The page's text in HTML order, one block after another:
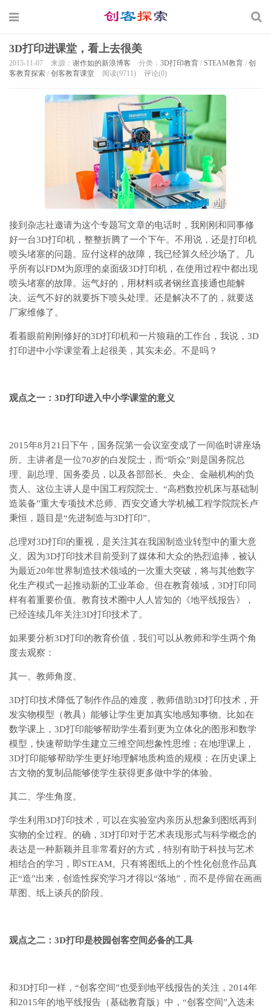
3D打印进课堂，看上去很美
2015-11-07 来源： 谢作如的新浪博客 分类： 3D打印教育 / STEAM教育 / 创
客教育探索 / 创客教育课堂 阅读(9711) 评论(0)
接到杂志社邀请为这个专题写文章的电话时，我刚刚和同事修
好一台3D打印机，整整折腾了一个下午。不用说，还是打印机
喷头堵塞的问题。应付这样的故障，我已经算久经沙场了。几
乎所有以FDM为原理的桌面级3D打印机，在使用过程中都出现
喷头堵塞的故障。运气好的，用材料或者钢丝直接通也能解
决。运气不好的就要拆下喷头处理。还是解决不了的，就要送
厂家维修了。
看着眼前刚刚修好的3D打印机和一片狼藉的工作台，我说，3D
打印进中小学课堂看上起很美，其实未必。不是吗？
观点之一：3D打印进入中小学课堂的意义
2015年8月21日下午，国务院第一会议室变成了一间临时讲座场
所。主讲者是一位70岁的白发院士，而“听众”则是国务院总
理、副总理、国务委员，以及各部部长、央企、金融机构的负
责人。这位主讲人是中国工程院院士、“高档数控机床与基础制
造装备”重大专项技术总师、西安交通大学机械工程学院院长卢
秉恒，题目是“先进制造与3D打印”。
总理对3D打印的重视，是关注其在我国制造业转型中的重大意
义。因为3D打印技术目前受到了媒体和大众的热烈追捧，被认
为最近20年世界制造技术领域的一次重大突破，将与其他数字
化生产模式一起推动新的工业革命。但在教育领域，3D打印同
样有着重要价值。教育技术圈中人人皆知的《地平线报告》，
已经连续几年关注3D打印技术了。
如果要分析3D打印的教育价值，我们可以从教师和学生两个角
度去观察：
其一、教师角度。
3D打印技术降低了制作作品的难度，教师借助3D打印技术，开
发实物模型（教具）能够让学生更加真实地感知事物。比如在
数学课上，3D打印能够帮助学生看到更为立体化的图形和数学
模型，快速帮助学生建立三维空间想象性思维；在地理课上，
3D打印能够帮助学生更好地理解地质构造的规模；在历史课上
古文物的复制品能够使学生获得更多做中学的体验。
其二、学生角度。
学生利用3D打印技术，可以在实验室内亲历从想象到图纸再到
实物的全过程。的确，3D打印对于艺术表现形式与科学概念的
表达是一种新颖并且非常看好的方式，特别有助于科技与艺术
相结合的学习，即STEAM。只有将图纸上的个性化创意作品真
正“造”出来，创造性探究学习才得以“落地”，而不是停留在画画
草图、纸上谈兵的阶段。
观点之二：3D打印是校园创客空间必备的工具
和3D打印一样，“创客空间”也受到地平线报告的关注，2014年
和2015年的地平线报告（基础教育版）中，“创客空间”入选未